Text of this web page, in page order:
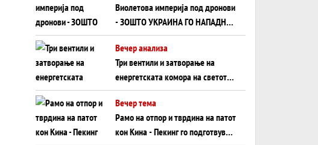
Виолетова империја под дронови
- ЗОШТО УКРАИНА ГО НАПАДНА
РУСКИОТ WILDBERRIES
Вечер анализа
Три вентили и затворање на
енергетската комора на светот:
Нападот во Суец најавува
глобален енергетски инфаркт?
Вечер тема
Рамо на отпор и тврдина на патот
кон Кина - Пекинг го подготвува